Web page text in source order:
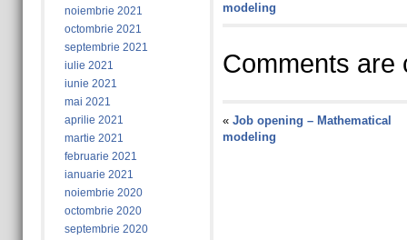
noiembrie 2021
octombrie 2021
septembrie 2021
iulie 2021
iunie 2021
mai 2021
aprilie 2021
martie 2021
februarie 2021
ianuarie 2021
noiembrie 2020
octombrie 2020
septembrie 2020
modeling
Comments are
« Job opening – Mathematical
modeling